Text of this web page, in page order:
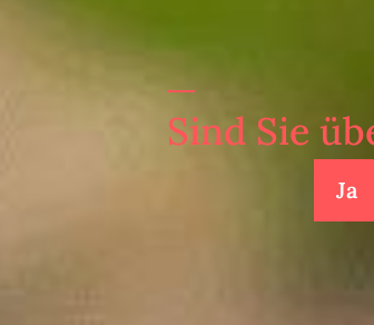
Sind Sie
Ja